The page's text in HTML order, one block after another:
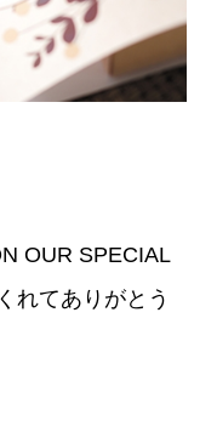
OUR SPECIAL
れてありがとう